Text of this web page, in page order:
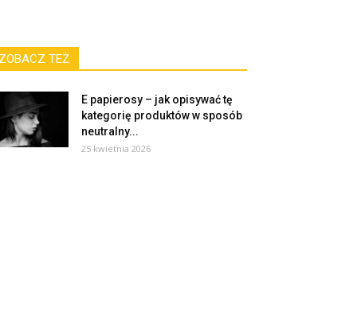
TEŻ
E papierosy – jak opisywać tę
kategorię produktów w sposób
neutralny...
25 kwietnia 2026